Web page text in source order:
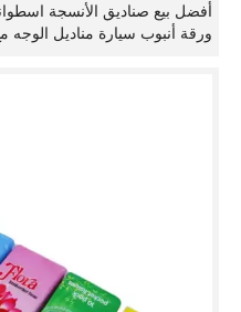
ورقة أنبوب سيارة مناديل